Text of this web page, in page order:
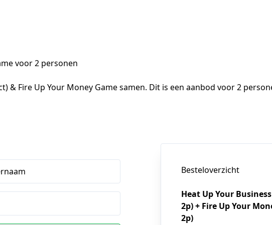
voor 2 personen
& Fire Up Your Money Game samen. Dit is een aanbod voor 2
Besteloverzicht
Heat Up Your
2p) + Fire Up Your
2p)